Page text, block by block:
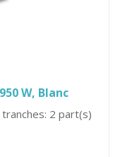
W, Blanc
tranches: 2 part(s)